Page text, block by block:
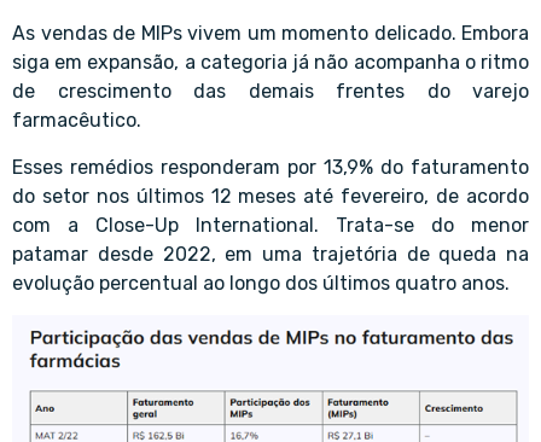
As vendas de MIPs vivem um momento delicado. Embora
siga em expansão, a categoria já não acompanha o ritmo
de crescimento das demais frentes do varejo
farmacêutico.
Esses remédios responderam por 13,9% do faturamento
do setor nos últimos 12 meses até fevereiro, de acordo
com a Close-Up International. Trata-se do menor
patamar desde 2022, em uma trajetória de queda na
evolução percentual ao longo dos últimos quatro anos.